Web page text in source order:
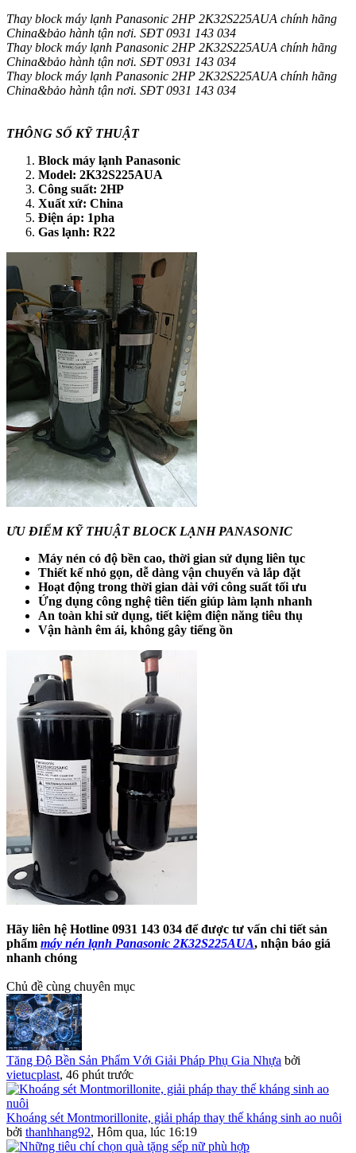
Thay block máy lạnh Panasonic 2HP 2K32S225AUA chính hãng
China&bảo hành tận nơi. SĐT 0931 143 034
Thay block máy lạnh Panasonic 2HP 2K32S225AUA chính hãng
China&bảo hành tận nơi. SĐT 0931 143 034
Thay block máy lạnh Panasonic 2HP 2K32S225AUA chính hãng
China&bảo hành tận nơi. SĐT 0931 143 034
THÔNG SỐ KỸ THUẬT
Block máy lạnh Panasonic
Model: 2K32S225AUA
Công suất: 2HP
Xuất xứ: China
Điện áp: 1pha
Gas lạnh: R22
ƯU ĐIỂM KỸ THUẬT BLOCK LẠNH PANASONIC
Máy nén có độ bền cao, thời gian sử dụng liên tục
Thiết kế nhỏ gọn, dễ dàng vận chuyển và lắp đặt
Hoạt động trong thời gian dài với công suất tối ưu
Ứng dụng công nghệ tiên tiến giúp làm lạnh nhanh
An toàn khi sử dụng, tiết kiệm điện năng tiêu thụ
Vận hành êm ái, không gây tiếng ồn
Hãy liên hệ Hotline 0931 143 034 để được tư vấn chi tiết sản
phẩm máy nén lạnh Panasonic 2K32S225AUA, nhận báo giá
nhanh chóng
Chủ đề cùng chuyên mục
Tăng Độ Bền Sản Phẩm Với Giải Pháp Phụ Gia Nhựa bởi
vietucplast, 46 phút trước
Khoáng sét Montmorillonite, giải pháp thay thế kháng sinh ao nuôi
bởi thanhhang92, Hôm qua, lúc 16:19